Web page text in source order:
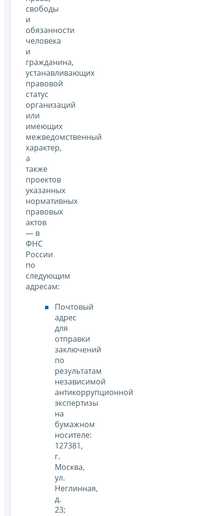
свободы
и
обязанности
человека
и
гражданина,
устанавливающих
правовой
статус
организаций
или
имеющих
межведомственный
характер,
а
также
проектов
указанных
нормативных
правовых
актов
— в
ФНС
России
по
следующим
адресам:
Почтовый
адрес
для
отправки
заключений
по
результатам
независимой
антикоррупционной
экспертизы
на
бумажном
носителе:
127381,
г.
Москва,
ул.
Неглинная,
д.
23;